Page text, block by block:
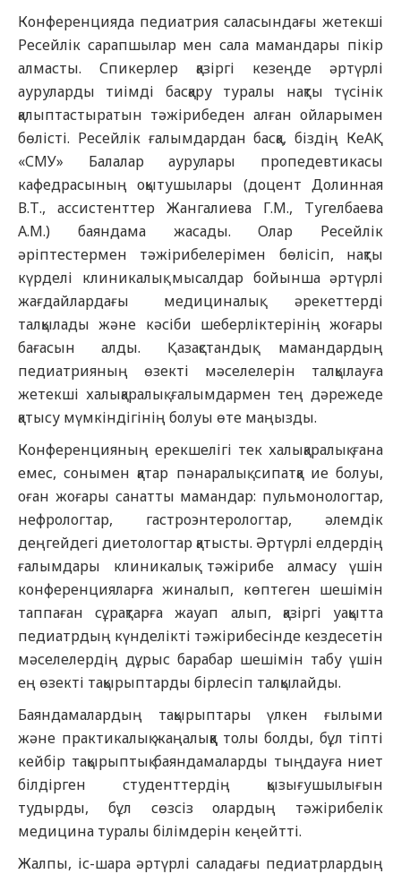
Конференцияда педиатрия саласындағы жетекші
Ресейлік сарапшылар мен сала мамандары пікір
алмасты. Спикерлер қазіргі кезеңде әртүрлі
ауруларды тиімді басқару туралы нақты түсінік
қалыптастыратын тәжірибеден алған ойларымен
бөлісті. Ресейлік ғалымдардан басқа, біздің КеАҚ
«СМУ» Балалар аурулары пропедевтикасы
кафедрасының оқытушылары (доцент Долинная
В.Т., ассистенттер Жангалиева Г.М., Тугелбаева
А.М.) баяндама жасады. Олар Ресейлік
әріптестермен тәжірибелерімен бөлісіп, нақты
күрделі клиникалық мысалдар бойынша әртүрлі
жағдайлардағы медициналық әрекеттерді
талқылады және кәсіби шеберліктерінің жоғары
бағасын алды. Қазақстандық мамандардың
педиатрияның өзекті мәселелерін талқылауға
жетекші халықаралық ғалымдармен тең дәрежеде
қатысу мүмкіндігінің болуы өте маңызды.
Конференцияның ерекшелігі тек халықаралық ғана
емес, сонымен қатар пәнаралық сипатқа ие болуы,
оған жоғары санатты мамандар: пульмонологтар,
нефрологтар, гастроэнтерологтар, әлемдік
деңгейдегі диетологтар қатысты. Әртүрлі елдердің
ғалымдары клиникалық тәжірибе алмасу үшін
конференцияларға жиналып, көптеген шешімін
таппаған сұрақтарға жауап алып, қазіргі уақытта
педиатрдың күнделікті тәжірибесінде кездесетін
мәселелердің дұрыс барабар шешімін табу үшін
ең өзекті тақырыптарды бірлесіп талқылайды.
Баяндамалардың тақырыптары үлкен ғылыми
және практикалық жаңалыққа толы болды, бұл тіпті
кейбір тақырыптық баяндамаларды тыңдауға ниет
білдірген студенттердің қызығушылығын
тудырды, бұл сөзсіз олардың тәжірибелік
медицина туралы білімдерін кеңейтті.
Жалпы, іс-шара әртүрлі саладағы педиатрлардың